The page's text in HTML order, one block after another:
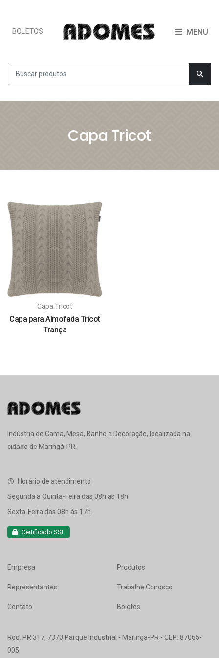
BOLETOS MENU
Capa Tricot
Capa Tricot
Capa para Almofada Tricot
Trança
Indústria de Cama, Mesa, Banho e Decoração, localizada na
cidade de Maringá-PR.
Horário de atendimento
Segunda à Quinta-Feira das 08h às 18h
Sexta-Feira das 08h às 17h
Certificado SSL
Empresa Produtos
Representantes Trabalhe Conosco
Contato Boletos
Rod. PR 317, 7370 Parque Industrial - Maringá-PR - CEP: 87065-
005